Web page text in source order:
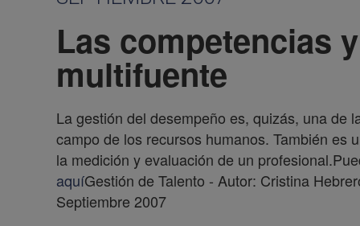
Las competencias
multifuente
La gestión del desempeño es, quizás, una de
campo de los recursos humanos. También es
la medición y evaluación de un
aquíGestión de Talento - Autor: Cristina
Septiembre 2007